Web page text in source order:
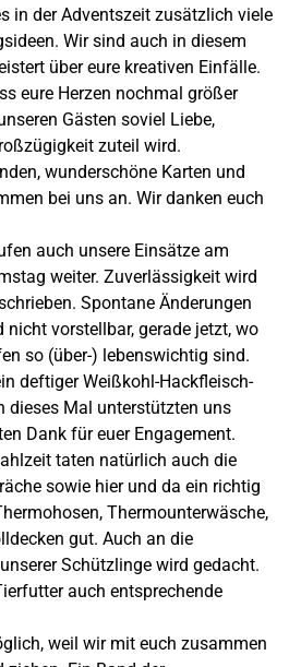
in der Adventszeit zusätzlich viele
Wir sind auch in diesem
über eure kreativen Einfälle.
eure Herzen nochmal größer
Gästen soviel Liebe,
zuteil wird.
wunderschöne Karten und
bei uns an. Wir danken euch
auch unsere Einsätze am
weiter. Zuverlässigkeit wird
Spontane Änderungen
nicht vorstellbar, gerade jetzt, wo
so (über-) lebenswichtig sind.
deftiger Weißkohl-Hackfleisch-
dieses Mal unterstützten uns
Dank für euer Engagement.
taten natürlich auch die
sowie hier und da ein richtig
Thermounterwäsche,
gut. Auch an die
Schützlinge wird gedacht.
auch entsprechende
weil wir mit euch zusammen